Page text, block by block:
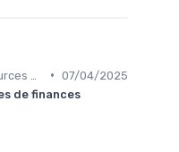
• 07/04/2025
de finances